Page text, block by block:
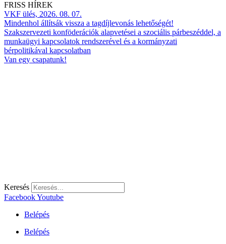
FRISS HÍREK
VKF ülés, 2026. 08. 07.
Mindenhol állítsák vissza a tagdíjlevonás lehetőségét!
Szakszervezeti konföderációk alapvetései a szociális párbeszéddel, a
munkaügyi kapcsolatok rendszerével és a kormányzati
bérpolitikával kapcsolatban
Van egy csapatunk!
Keresés
FacebookYoutube
Belépés
Belépés